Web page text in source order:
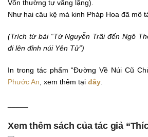
Vốn thường tự vắng lặng).
Như hai câu kệ mà kinh Pháp Hoa đã mô
(Trích từ bài “Từ Nguyễn Trãi đến Ngô
đi lên đỉnh núi Yên Tử”)
In trong tác phẩm “Đường Về Núi Cũ
Phước An , xem thêm tại đây
Xem thêm sách của tác giả